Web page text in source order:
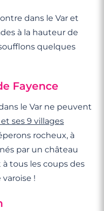
dans le Var et
à la hauteur de
quelques
Fayence
le Var ne peuvent
ses 9 villages
rocheux, à
par un château
tous les coups des
!